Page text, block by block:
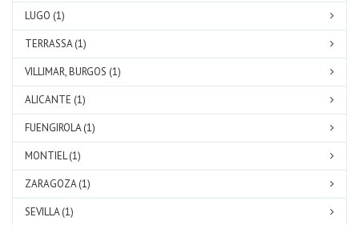
LUGO (1)
TERRASSA (1)
VILLIMAR, BURGOS (1)
ALICANTE (1)
FUENGIROLA (1)
MONTIEL (1)
ZARAGOZA (1)
SEVILLA (1)